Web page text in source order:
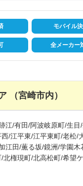
モバイル
全メーカー
（宮崎市内）
江/有田/阿波岐原町/生
/江平東/江平東町/老松
江田/薫る坂/鏡洲/学園
北権現町/北高松町/希
松台東/小松台南町/権